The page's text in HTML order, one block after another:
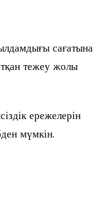
сағатына
тежеу жолы
ережелерін
мүмкін.